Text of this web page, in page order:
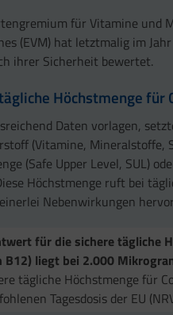
für Vitamine und
(EVM) hat letztmalig im
ihrer Sicherheit bewertet.
Höchstmenge für
Daten vorlagen,
(Vitamine, Mineralstoffe,
(Safe Upper Level, SUL)
Höchstmenge ruft bei
Nebenwirkungen
für die sichere tägliche
B12) liegt bei 2.000
tägliche Höchstmenge für
Tagesdosis der EU